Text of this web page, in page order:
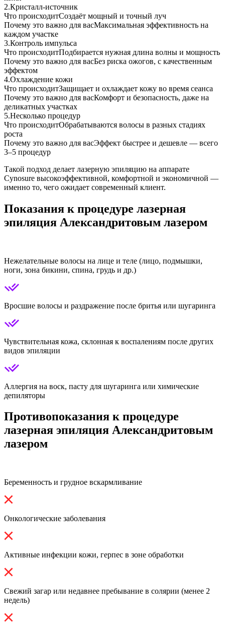
2.Кристалл-источник
Что происходитСоздаёт мощный и точный луч
Почему это важно для васМаксимальная эффективность на
каждом участке
3.Контроль импульса
Что происходитПодбирается нужная длина волны и мощность
Почему это важно для васБез риска ожогов, с качественным
эффектом
4.Охлаждение кожи
Что происходитЗащищает и охлаждает кожу во время сеанса
Почему это важно для васКомфорт и безопасность, даже на
деликатных участках
5.Несколько процедур
Что происходитОбрабатываются волосы в разных стадиях
роста
Почему это важно для васЭффект быстрее и дешевле — всего
3–5 процедур
Такой подход делает лазерную эпиляцию на аппарате
Cynosure высокоэффективной, комфортной и экономичной —
именно то, чего ожидает современный клиент.
Показания к процедуре лазерная
эпиляция Александритовым лазером
Нежелательные волосы на лице и теле (лицо, подмышки,
ноги, зона бикини, спина, грудь и др.)
Вросшие волосы и раздражение после бритья или шугаринга
Чувствительная кожа, склонная к воспалениям после других
видов эпиляции
Аллергия на воск, пасту для шугаринга или химические
депиляторы
Противопоказания к процедуре
лазерная эпиляция Александритовым
лазером
Беременность и грудное вскармливание
Онкологические заболевания
Активные инфекции кожи, герпес в зоне обработки
Свежий загар или недавнее пребывание в солярии (менее 2
недель)